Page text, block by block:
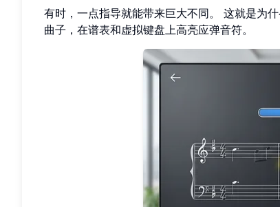
有时，一点指导就能带来巨大不同。 这就是为
曲子，在谱表和虚拟键盘上高亮应弹音符。